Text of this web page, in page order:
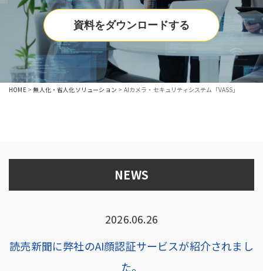
HOME>無人化・省人化ソリューション > AIカメラ・セキュリティシステム「VASS」
資料をダウンロードする
NEWS
2026.06.26
読売新聞に弊社のAI顔認証サービスが紹介されまし
た。